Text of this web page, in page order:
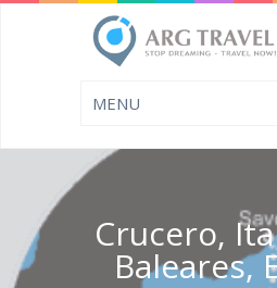
Crucero,
Baleares,